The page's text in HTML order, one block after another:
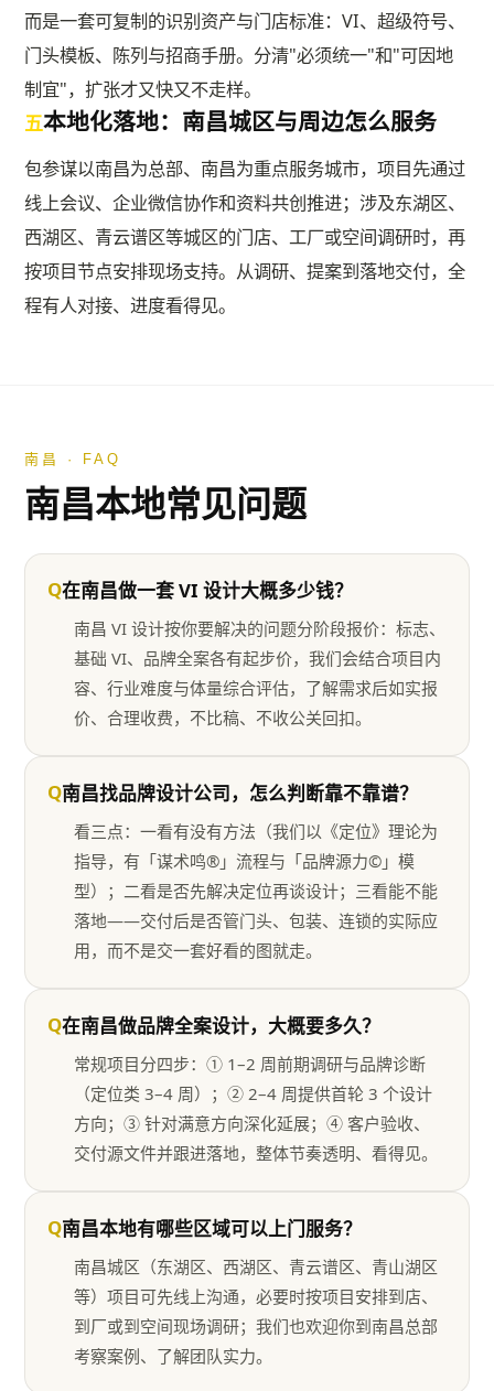
而是一套可复制的识别资产与门店标准：VI、超级符号、
门头模板、陈列与招商手册。分清"必须统一"和"可因地
制宜"，扩张才又快又不走样。
五本地化落地：南昌城区与周边怎么服务
包参谋以南昌为总部、南昌为重点服务城市，项目先通过
线上会议、企业微信协作和资料共创推进；涉及东湖区、
西湖区、青云谱区等城区的门店、工厂或空间调研时，再
按项目节点安排现场支持。从调研、提案到落地交付，全
程有人对接、进度看得见。
南昌 · FAQ
南昌本地常见问题
Q在南昌做一套 VI 设计大概多少钱？
南昌 VI 设计按你要解决的问题分阶段报价：标志、
基础 VI、品牌全案各有起步价，我们会结合项目内
容、行业难度与体量综合评估，了解需求后如实报
价、合理收费，不比稿、不收公关回扣。
Q南昌找品牌设计公司，怎么判断靠不靠谱？
看三点：一看有没有方法（我们以《定位》理论为
指导，有「谋术鸣®」流程与「品牌源力©」模
型）；二看是否先解决定位再谈设计；三看能不能
落地——交付后是否管门头、包装、连锁的实际应
用，而不是交一套好看的图就走。
Q在南昌做品牌全案设计，大概要多久？
常规项目分四步：① 1–2 周前期调研与品牌诊断
（定位类 3–4 周）；② 2–4 周提供首轮 3 个设计
方向；③ 针对满意方向深化延展；④ 客户验收、
交付源文件并跟进落地，整体节奏透明、看得见。
Q南昌本地有哪些区域可以上门服务？
南昌城区（东湖区、西湖区、青云谱区、青山湖区
等）项目可先线上沟通，必要时按项目安排到店、
到厂或到空间现场调研；我们也欢迎你到南昌总部
考察案例、了解团队实力。